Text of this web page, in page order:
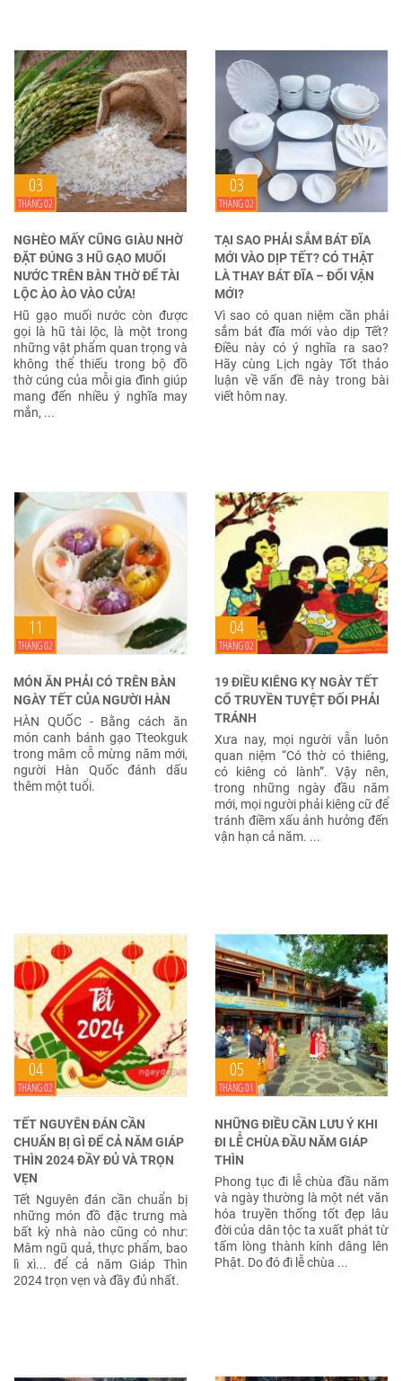
03
THÁNG 02
NGHÈO MẤY CŨNG GIÀU NHỜ
ĐẶT ĐÚNG 3 HŨ GẠO MUỐI
NƯỚC TRÊN BÀN THỜ ĐỂ TÀI
LỘC ÀO ÀO VÀO CỬA!
Hũ gạo muối nước còn được
gọi là hũ tài lộc, là một trong
những vật phẩm quan trọng và
không thể thiếu trong bộ đồ
thờ cúng của mỗi gia đình giúp
mang đến nhiều ý nghĩa may
mắn, ...
03
THÁNG 02
TẠI SAO PHẢI SẮM BÁT ĐĨA
MỚI VÀO DỊP TẾT? CÓ THẬT
LÀ THAY BÁT ĐĨA – ĐỔI VẬN
MỚI?
Vì sao có quan niệm cần phải
sắm bát đĩa mới vào dịp Tết?
Điều này có ý nghĩa ra sao?
Hãy cùng Lịch ngày Tốt thảo
luận về vấn đề này trong bài
viết hôm nay.
11
THÁNG 02
MÓN ĂN PHẢI CÓ TRÊN BÀN
NGÀY TẾT CỦA NGƯỜI HÀN
HÀN QUỐC - Bằng cách ăn
món canh bánh gạo Tteokguk
trong mâm cỗ mừng năm mới,
người Hàn Quốc đánh dấu
thêm một tuổi.
04
THÁNG 02
19 ĐIỀU KIÊNG KỴ NGÀY TẾT
CỔ TRUYỀN TUYỆT ĐỐI PHẢI
TRÁNH
Xưa nay, mọi người vẫn luôn
quan niệm “Có thờ có thiêng,
có kiêng có lành”. Vậy nên,
trong những ngày đầu năm
mới, mọi người phải kiêng cữ để
tránh điềm xấu ảnh hưởng đến
vận hạn cả năm. ...
04
THÁNG 02
TẾT NGUYÊN ĐÁN CẦN
CHUẨN BỊ GÌ ĐỂ CẢ NĂM GIÁP
THÌN 2024 ĐẦY ĐỦ VÀ TRỌN
VẸN
Tết Nguyên đán cần chuẩn bị
những món đồ đặc trưng mà
bất kỳ nhà nào cũng có như:
Mâm ngũ quả, thực phẩm, bao
lì xì... để cả năm Giáp Thìn
2024 trọn vẹn và đầy đủ nhất.
05
THÁNG 01
NHỮNG ĐIỀU CẦN LƯU Ý KHI
ĐI LỄ CHÙA ĐẦU NĂM GIÁP
THÌN
Phong tục đi lễ chùa đầu năm
và ngày thường là một nét văn
hóa truyền thống tốt đẹp lâu
đời của dân tộc ta xuất phát từ
tấm lòng thành kính dâng lên
Phật. Do đó đi lễ chùa ...